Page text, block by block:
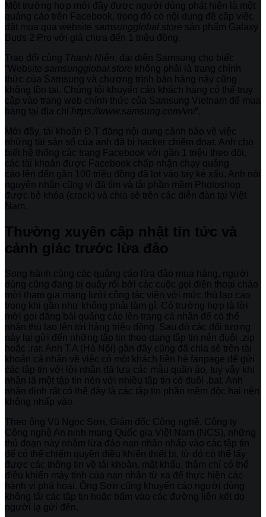
Một trường hợp mới đây được người dùng phát hiện là một
quảng cáo trên Facebook, trong đó có nội dung đề cập việc
đặt mua qua website samsungglobal.store sản phẩm Galaxy
Buds 2 Pro với giá chưa đến 1 triệu đồng.
Trao đổi cùng Thanh Niên, đại diện Samsung cho biết:
“Website samsungglobal.store không phải là trang chính
thức của Samsung và chương trình bán hàng này cũng
không tồn tại. Chúng tôi khuyến cáo khách hàng có thể truy
cập vào trang web chính thức của Samsung Vietnam để mua
hàng tại địa chỉ https://www.samsung.com/vn/“.
Mới đây, tài khoản Đ.T đăng nội dung cảnh báo về việc
những tài sản số của anh đã bị hacker chiếm đoạt. Anh cho
biết hệ thống các trang Facebook với gần 1 triệu theo dõi,
các tài khoản được Facebook chấp nhận chạy quảng
cáo lên đến gần 100 triệu đồng đã lọt vào tay kẻ xấu. Anh nói
nguyên nhân cũng vì đã tìm và tải phần mềm Photoshop
được bẻ khóa (crack) và chia sẻ trên các diễn đàn tại Việt
Nam.
Thường xuyên cập nhật tin tức và
cảnh giác trước lừa đảo
Song hành cùng các quảng cáo lừa đảo mua hàng, người
dùng cũng đang bị quấy rối bởi các cuộc gọi điện thoại chào
mời tham gia mạng lưới cộng tác viên với mức thù lao cao
trong khi gần như không phải làm gì. Có trường hợp là lời
mời gọi đăng bài quảng cáo lên trang cá nhân để có thể
nhận thù lao lên tới hàng triệu đồng. Sau đó các đối tượng
này lại gửi đến những tập tin theo dạng tập tin nén đuôi .zip
hoặc .rar. Anh T.A (Hà Nội) gần đây cũng đã chia sẻ trên tài
khoản cá nhân về việc có một khách liên hệ fanpage để gửi
các tập tin với lời nhắn đã lựa các mẫu quần áo, tuy vậy khi
nhận là một tập tin nén với nhiều tập tin có đuôi .bat. Anh
nhận định rất có thể đây là các tập tin phần mềm độc hại nên
không nhấp vào.
Theo ông Vũ Ngọc Sơn, Giám đốc Công nghệ, Công ty
Công nghệ An ninh mạng Quốc gia Việt Nam (NCS), những
thủ đoạn này nhằm lừa đảo nạn nhân nhấp vào các tập tin
để có thể chiếm quyền điều khiển thiết bị, từ đó có thể lấy
được các thông tin về tài khoản, mật khẩu, thậm chí có thể
điều khiển máy tính của nạn nhân từ xa để thực hiện các
hành vi phá hoại. Ông Sơn cũng khuyến cáo người dùng
không tải các tập tin hoặc bấm vào các đường liên kết do
người lạ gửi đến.